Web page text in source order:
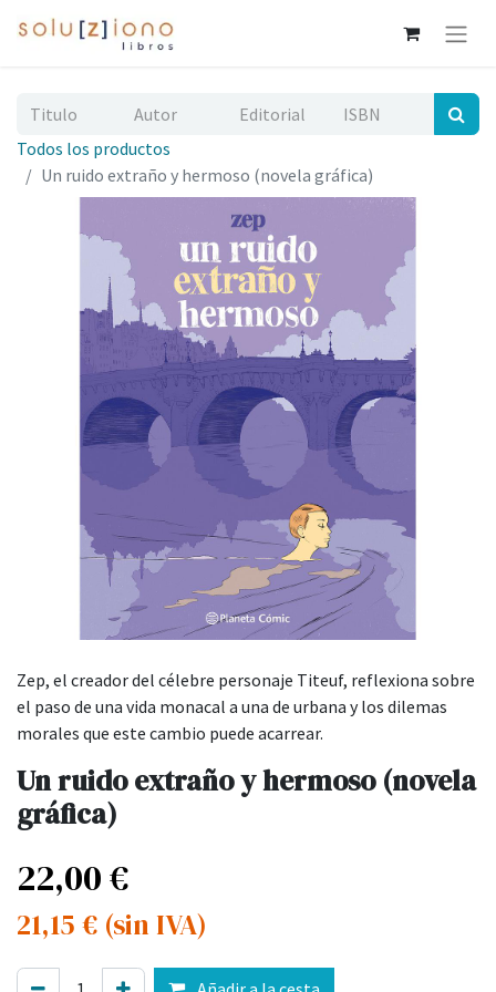
Todos los productos
Un ruido extraño y hermoso (novela gráfica)
Zep, el creador del célebre personaje Titeuf, reflexiona sobre
el paso de una vida monacal a una de urbana y los dilemas
morales que este cambio puede acarrear.
Un ruido extraño y hermoso (novela
gráfica)
22,00€
21,15 € (sin IVA)